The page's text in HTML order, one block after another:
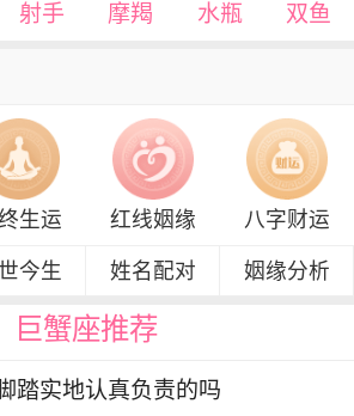
射手 摩羯 水瓶 双鱼
生运 红线姻缘 八字财运
今生 姓名配对 姻缘分析
巨蟹座推荐
踏实地认真负责的吗